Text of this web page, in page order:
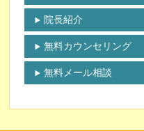
院長紹介
無料カウンセリング
無料メール相談